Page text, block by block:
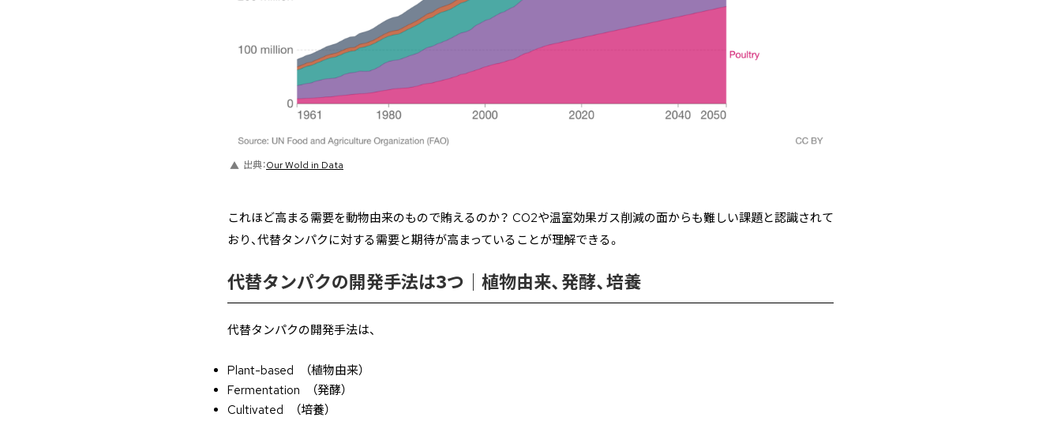
出典：Our Wold in Data
これほど高まる需要を動物由来のもので賄えるのか？ CO2や温室効果ガス削減の面からも難しい課題と認識されて
おり、代替タンパクに対する需要と期待が高まっていることが理解できる。
代替タンパクの開発手法は3つ｜植物由来、発酵、培養
代替タンパクの開発手法は、
Plant-based （植物由来）
Fermentation （発酵）
Cultivated （培養）